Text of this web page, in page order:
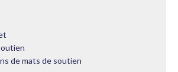
de mats de soutien